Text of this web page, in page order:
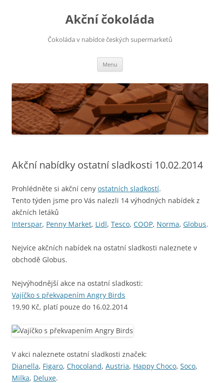
Akční čokoláda
Čokoláda v nabídce českých supermarketů
Menu
Akční nabídky ostatní sladkosti 10.02.2014
Prohlédněte si akční ceny ostatních sladkostí.
Tento týden jsme pro Vás nalezli 14 výhodných nabídek z
akčních letáků
Interspar, Penny Market, Lidl, Tesco, COOP, Norma, Globus.
Nejvíce akčních nabídek na ostatní sladkosti naleznete v
obchodě Globus.
Nejvýhodnější akce na ostatní sladkosti:
Vajíčko s překvapením Angry Birds
19,90 Kč, platí pouze do 16.02.2014
V akci naleznete ostatní sladkosti značek:
Dianella, Figaro, Chocoland, Austria, Happy Choco, Soco,
Milka, Deluxe.